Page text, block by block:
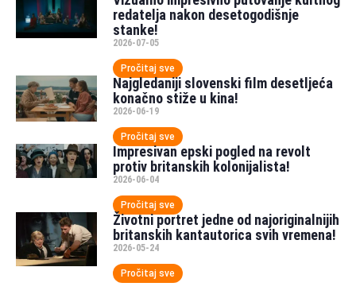
redatelja nakon desetogodišnje
stanke!
2026-07-05
Pročitaj sve
Najgledaniji slovenski film desetljeća
konačno stiže u kina!
2026-06-19
Pročitaj sve
Impresivan epski pogled na revolt
protiv britanskih kolonijalista!
2026-06-04
Pročitaj sve
Životni portret jedne od najoriginalnijih
britanskih kantautorica svih vremena!
2026-05-24
Pročitaj sve